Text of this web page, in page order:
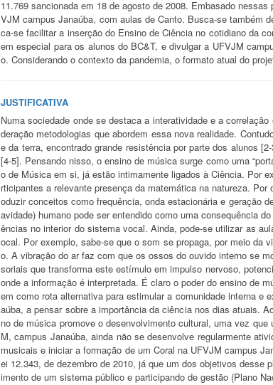
11.769 sancionada em 18 de agosto de 2008. Embasado
VJM campus Janaúba, com aulas de Canto. Busca-se também
ca-se facilitar a inserção do Ensino de Ciência no cotidiano da
em especial para os alunos do BC&T, e divulgar a UFVJM
o. Considerando o contexto da pandemia, o formato atual do
JUSTIFICATIVA
Numa sociedade onde se destaca a interatividade e a
deração metodologias que abordem essa nova realidade.
e da terra, encontrado grande resistência por parte dos alunos
[4-5]. Pensando nisso, o ensino de música surge como uma
o de Música em si, já estão intimamente ligados à Ciência. Por
rticipantes a relevante presença da matemática na natureza.
oduzir conceitos como frequência, onda estacionária e geração
avidade) humano pode ser entendido como uma consequência
ências no interior do sistema vocal. Ainda, pode-se utilizar as
ocal. Por exemplo, sabe-se que o som se propaga, por meio da
o. A vibração do ar faz com que os ossos do ouvido interno se
soriais que transforma este estímulo em impulso nervoso,
onde a informação é interpretada. É claro o poder do ensino de
em como rota alternativa para estimular a comunidade interna
aúba, a pensar sobre a importância da ciência nos dias atuais.
no de música promove o desenvolvimento cultural, uma vez
M, campus Janaúba, ainda não se desenvolve regularmente
musicais e iniciar a formação de um Coral na UFVJM campus
ei 12.343, de dezembro de 2010, já que um dos objetivos
imento de um sistema público e participando de gestão (Plano